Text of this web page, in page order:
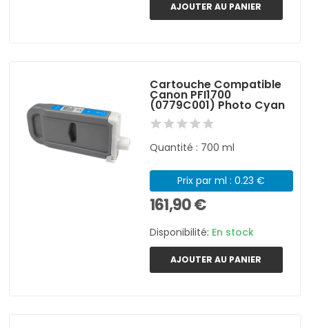
AJOUTER AU PANIER
Cartouche Compatible
Canon PFI1700
(0779C001) Photo Cyan
Quantité : 700 ml
Prix par ml : 0.23 €
161,90 €
Disponibilité: En stock
AJOUTER AU PANIER